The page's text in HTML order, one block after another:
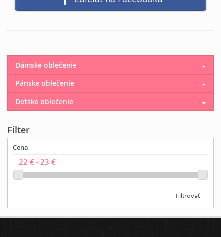
Dámske oblečenie
Pánske oblečenie
Detské oblečenie
Filter
Cena
Filtrovať